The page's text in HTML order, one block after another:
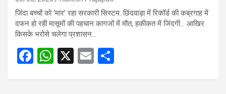
जिंदा बच्चों को ‘मार’ रहा सरकारी सिस्टम: छिंदवाड़ा में रिकॉर्ड की कब्रगाह में
दफन हो रही मासूमों की पहचान कागजों में मौत, हकीकत में जिंदगी… आखिर
किसके भरोसे चलेगा प्रशासन…
F
W
X
E